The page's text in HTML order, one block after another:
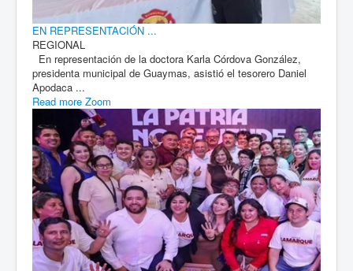
EN REPRESENTACIÓN ...
REGIONAL
En representación de la doctora Karla Córdova González,
presidenta municipal de Guaymas, asistió el tesorero Daniel
Apodaca ...
Read more Zoom